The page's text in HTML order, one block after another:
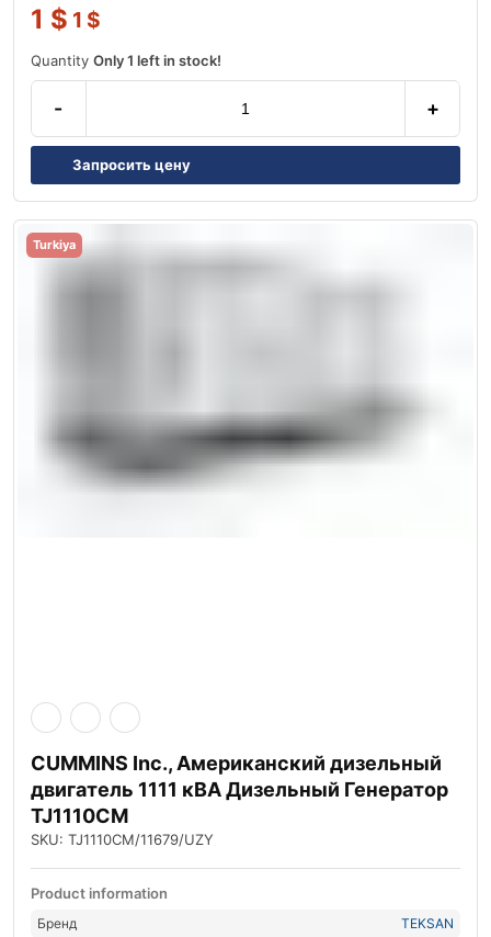
1 $ 1 $
Quantity Only 1 left in stock!
- +
Запросить цену
Turkiya
CUMMINS Inc., Американский дизельный
двигатель 1111 кВА Дизельный Генератор
TJ1110CM
SKU: TJ1110CM/11679/UZY
Product information
Бренд TEKSAN